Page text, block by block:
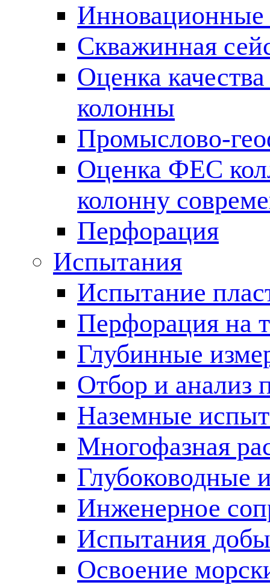
Инновационные
Скважинная
Оценка
колонны
Промыслово-
Оценка ФЕС
колонну
Перфорация
Испытания
Испытание
Перфорация на
Глубинные
Отбор и анализ
Наземные
Многофазная
Глубоководные
Инженерное
Испытания
Освоение